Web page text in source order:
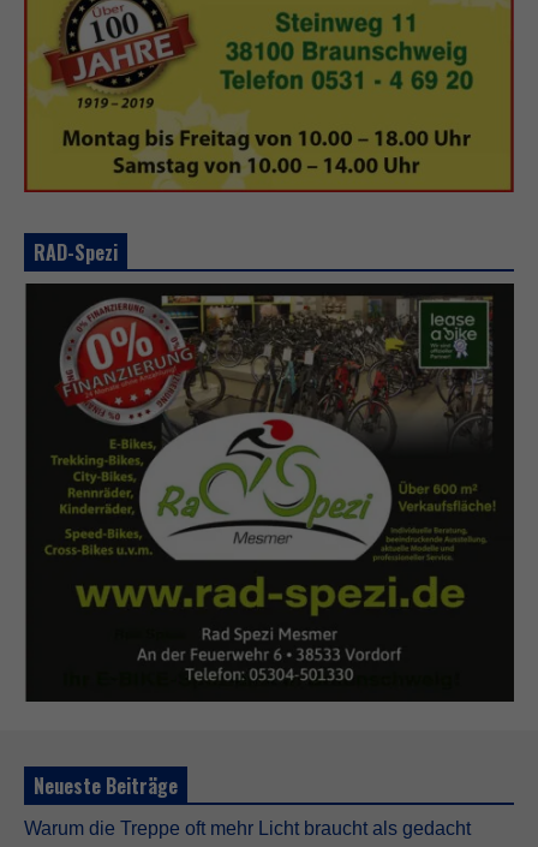
RAD-Spezi
Neueste Beiträge
Warum die Treppe oft mehr Licht braucht als gedacht